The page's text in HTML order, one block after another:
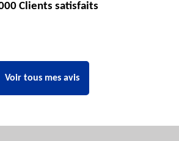
Clients satisfaits
Voir tous mes avis